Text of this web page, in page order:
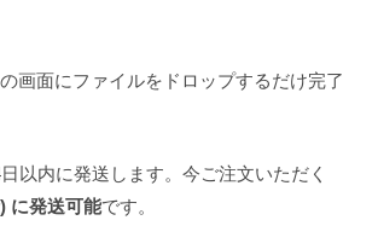
画面にファイルをドロップするだけ完了
以内に発送します。今ご注文いただく
に発送可能です。